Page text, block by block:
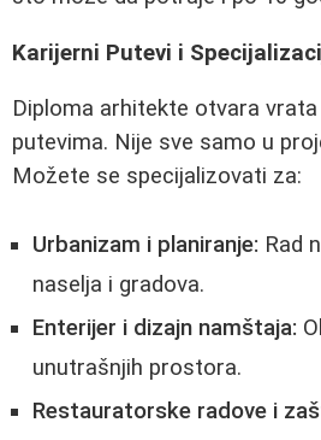
Karijerni Putevi i
Diploma arhitekte otvara
putevima. Nije sve samo u
Možete se specijalizovati za:
Urbanizam i planiranje: Rad
naselja i gradova.
Enterijer i dizajn namštaja:
unutrašnjih prostora.
Restauratorske radove i